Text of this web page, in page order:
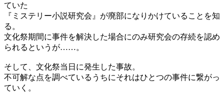
ていた
『ミステリー小説研究会』が廃部になりかけていることを知
る。
文化祭期間に事件を解決した場合にのみ研究会の存続を認め
られるというが……。
そして、文化祭当日に発生した事故。
不可解な点を調べているうちにそれはひとつの事件に繋がっ
ていく。